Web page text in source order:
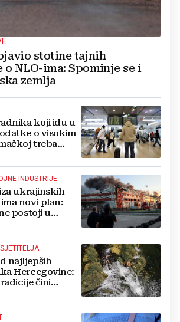
stotine tajnih
o NLO-ima: Spominje se i
zemlja
koji idu u
o visokim
treba
INDUSTRIJE
ukrajinskih
novi plan:
postoji u
najljepših
Hercegovine:
čini